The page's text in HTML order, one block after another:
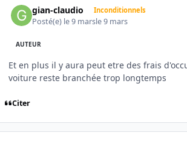
gian-claudio Inconditionnels
Posté(e) le 9 marsle 9 mars
AUTEUR
Et en plus il y aura peut etre des frais
voiture reste branchée trop longtemps
Citer